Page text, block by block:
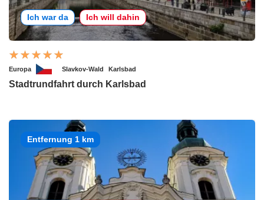
Ich war da Ich will dahin
Europa Slavkov-Wald Karlsbad
Stadtrundfahrt durch Karlsbad
Entfernung 1 km